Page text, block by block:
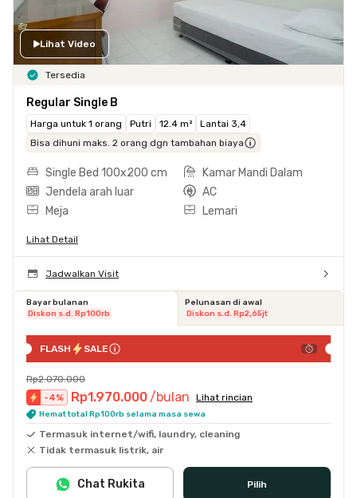
Lihat Video
Tersedia
Regular Single B
Harga untuk 1 orang Putri 12.4 m²
Lantai 3,4
Bisa dihuni maks. 2 orang dgn tambahan biaya
Single Bed 100x200 cm
Kamar Mandi Dalam
Jendela arah luar
AC
Meja
Lemari
Lihat Detail
Jadwalkan Visit
Bayar bulanan
Diskon s.d. Rp100rb
Pelunasan di awal
Diskon s.d. Rp2,65jt
FLASH SALE
Rp2.070.000
-4% Rp1.970.000 /bulan Lihat rincian
Hemat total Rp100rb selama masa sewa
Termasuk internet/wifi, laundry, cleaning
Tidak termasuk listrik, air
Pilih
Chat Rukita